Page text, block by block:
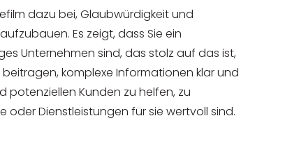
dazu bei, Glaubwürdigkeit und
Es zeigt, dass Sie ein
Unternehmen sind, das stolz auf das ist,
komplexe Informationen klar und
potenziellen Kunden zu helfen, zu
oder Dienstleistungen für sie wertvoll sind.